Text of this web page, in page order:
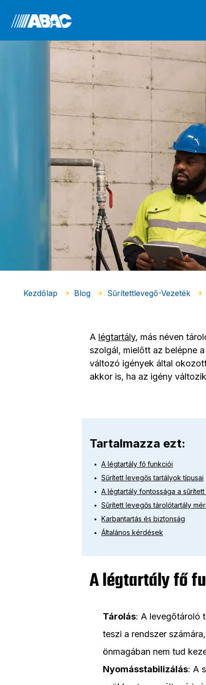
Kezdőlap Blog Sűrítettlevegő-Vezeték
A légtartály, más néven
szolgál, mielőtt az belépne
változó igények által
akkor is, ha az igény
Tartalmazza ezt:
A légtartály fő funkciói
Sűrített levegős tartályok típusai
A légtartály fontossága a
Sűrített levegős tárolótartály
Karbantartás és biztonság
Általános kérdések
A légtartály fő
Tárolás: A levegőtároló
teszi a rendszer
önmagában nem tud
Nyomásstabilizálás: A